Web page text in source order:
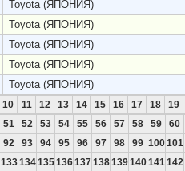
Toyota (ЯПОНИЯ)
Toyota (ЯПОНИЯ)
Toyota (ЯПОНИЯ)
Toyota (ЯПОНИЯ)
Toyota (ЯПОНИЯ)
10 11 12 13 14 15 16 17 18
19
51 52 53 54 55 56 57 58 59
60
92 93 94 95 96 97 98 99 100101
133134135136137138139140141 142